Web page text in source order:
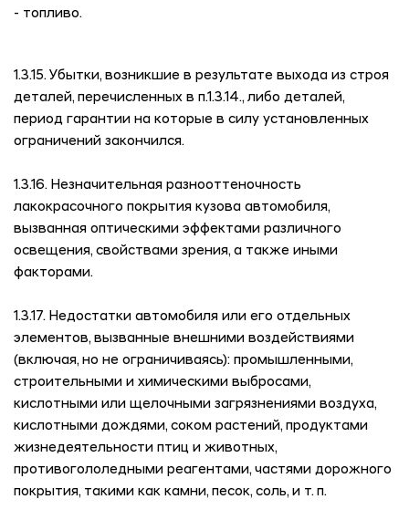
- топливо.
1.3.15. Убытки, возникшие в результате выхода из строя
деталей, перечисленных в п.1.3.14., либо деталей,
период гарантии на которые в силу установленных
ограничений закончился.
1.3.16. Незначительная разнооттеночность
лакокрасочного покрытия кузова автомобиля,
вызванная оптическими эффектами различного
освещения, свойствами зрения, а также иными
факторами.
1.3.17. Недостатки автомобиля или его отдельных
элементов, вызванные внешними воздействиями
(включая, но не ограничиваясь): промышленными,
строительными и химическими выбросами,
кислотными или щелочными загрязнениями воздуха,
кислотными дождями, соком растений, продуктами
жизнедеятельности птиц и животных,
противогололедными реагентами, частями дорожного
покрытия, такими как камни, песок, соль, и т. п.